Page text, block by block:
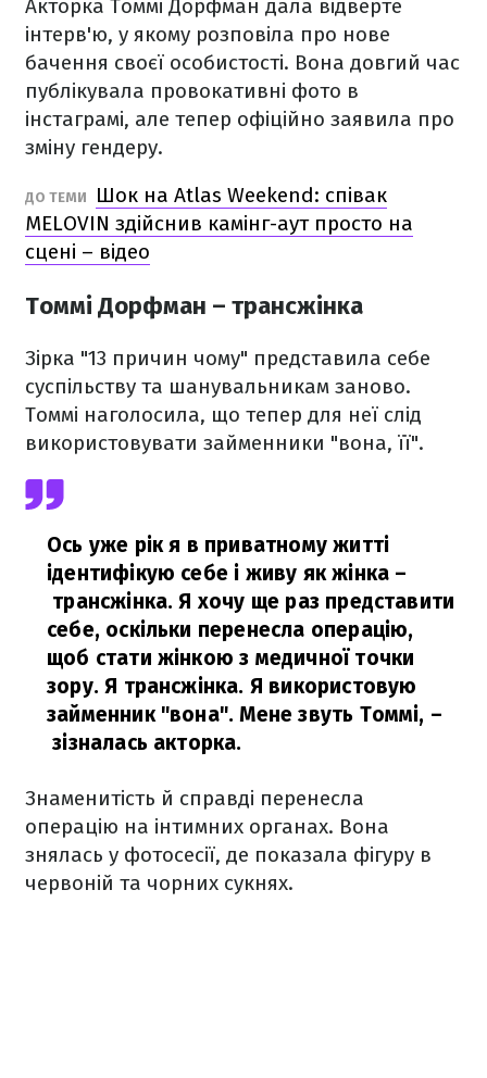
Акторка Томмі Дорфман дала відверте
інтерв'ю, у якому розповіла про нове
бачення своєї особистості. Вона довгий час
публікувала провокативні фото в
інстаграмі, але тепер офіційно заявила про
зміну гендеру.
ДО ТЕМИ
Шок на Atlas Weekend: співак
MELOVIN здійснив камінг-аут просто на
сцені – відео
Томмі Дорфман – трансжінка
Зірка "13 причин чому" представила себе
суспільству та шанувальникам заново.
Томмі наголосила, що тепер для неї слід
використовувати займенники "вона, її".
Ось уже рік я в приватному житті
ідентифікую себе і живу як жінка –
трансжінка. Я хочу ще раз представити
себе, оскільки перенесла операцію,
щоб стати жінкою з медичної точки
зору. Я трансжінка. Я використовую
займенник "вона". Мене звуть Томмі, –
зізналась акторка.
Знаменитість й справді перенесла
операцію на інтимних органах. Вона
знялась у фотосесії, де показала фігуру в
червоній та чорних сукнях.